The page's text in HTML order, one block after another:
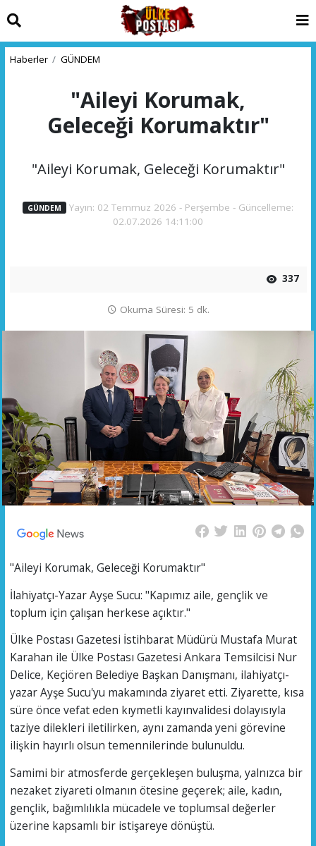
Haberler GÜNDEM
"Aileyi Korumak,
Geleceği Korumaktır"
"Aileyi Korumak, Geleceği Korumaktır"
GÜNDEM Yayın: 02 Temmuz 2026 - Perşembe - Güncelleme:
02.07.2026 14:11:00
337
Okuma Süresi: 5 dk.
"Aileyi Korumak, Geleceği Korumaktır"
İlahiyatçı-Yazar Ayşe Sucu: "Kapımız aile, gençlik ve
toplum için çalışan herkese açıktır."
Ülke Postası Gazetesi İstihbarat Müdürü Mustafa Murat
Karahan ile Ülke Postası Gazetesi Ankara Temsilcisi Nur
Delice, Keçiören Belediye Başkan Danışmanı, ilahiyatçı-
yazar Ayşe Sucu'yu makamında ziyaret etti. Ziyarette, kısa
süre önce vefat eden kıymetli kayınvalidesi dolayısıyla
taziye dilekleri iletilirken, aynı zamanda yeni görevine
ilişkin hayırlı olsun temennilerinde bulunuldu.
Samimi bir atmosferde gerçekleşen buluşma, yalnızca bir
nezaket ziyareti olmanın ötesine geçerek; aile, kadın,
gençlik, bağımlılıkla mücadele ve toplumsal değerler
üzerine kapsamlı bir istişareye dönüştü.